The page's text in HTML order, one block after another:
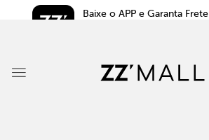
Baixe o APP e Garanta Frete